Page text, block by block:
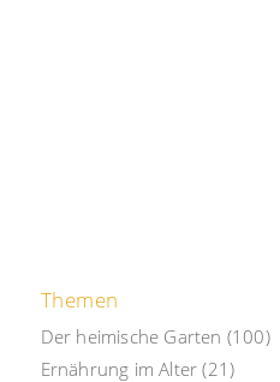
Themen
Der heimische Garten (100)
Ernährung im Alter (21)